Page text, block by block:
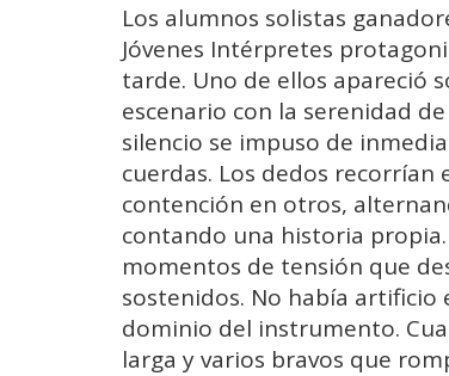
Los alumnos solistas
Jóvenes Intérpretes
tarde. Uno de ellos apareció
escenario con la serenidad
silencio se impuso de
cuerdas. Los dedos recorrían
contención en otros,
contando una historia
momentos de tensión que
sostenidos. No había
dominio del instrumento.
larga y varios bravos que